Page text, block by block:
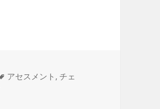
タ
アセスメント , チェ